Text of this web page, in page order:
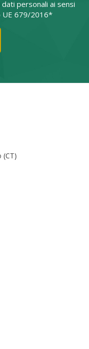
personali ai sensi
UE 679/2016*
di lasciare vuoto
(CT)